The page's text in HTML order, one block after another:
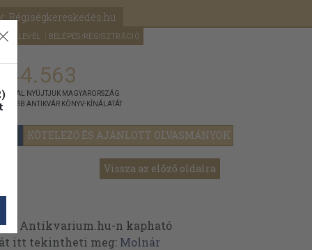
Régiségkereskedés.hu
HÍRLEVÉL BELÉPÉS/REGISZTRÁCIÓ
KÖTELEZŐ ÉS AJÁNLOTT OLVASMÁNYOK
NYÚJTJUK MAGYARORSZÁG
ANTIKVÁR KÖNYV-KÍNÁLATÁT
Vissza az előző oldalra
Antikvarium.hu-n kapható
itt tekintheti meg: Molnár